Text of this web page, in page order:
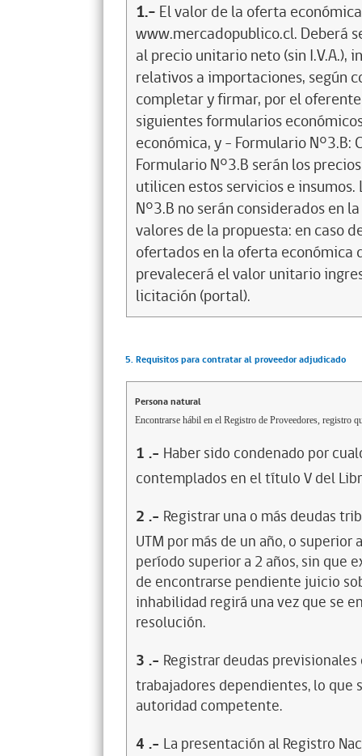
1.- El valor de la oferta
www.mercadopublico.cl. Deberá
al precio unitario neto (sin I.V.A.),
relativos a importaciones, según
completar y firmar, por el
siguientes formularios
económica, y - Formulario N°3.B:
Formulario N°3.B serán los
utilicen estos servicios e
N°3.B no serán considerados en
valores de la propuesta: en caso
ofertados en la oferta
prevalecerá el valor unitario
licitación (portal).
5. Requisitos para contratar al proveedor adjudicado
Persona natural
Encontrarse hábil en el Registro de Proveedores, registro
1 .- Haber sido condenado por
contemplados en el título V del
2 .- Registrar una o más deudas
UTM por más de un año, o
período superior a 2 años, sin que
de encontrarse pendiente juicio
inhabilidad regirá una vez que se
resolución.
3 .- Registrar deudas
trabajadores dependientes, lo
autoridad competente.
4 .- La presentación al Registro